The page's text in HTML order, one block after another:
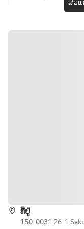
ສະແ
ທີ່ຢູ່
150-0031 26-1